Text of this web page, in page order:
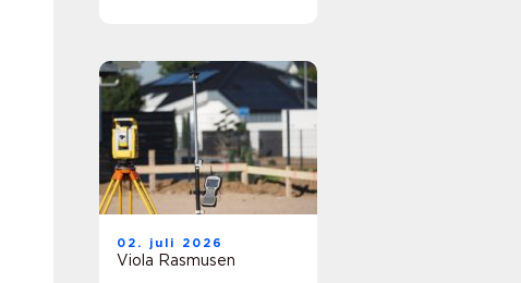
02. juli 2026
Viola Rasmusen